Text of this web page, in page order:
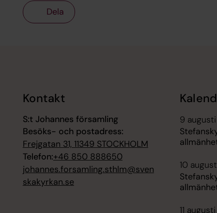
Dela
Kontakt
S:t Johannes församling
Besöks- och postadress:
Frejgatan 31, 11349 STOCKHOLM
Telefon:+46 850 888650
johannes.forsamling.sthlm@sven
skakyrkan.se
9 augusti
10
11 augusti